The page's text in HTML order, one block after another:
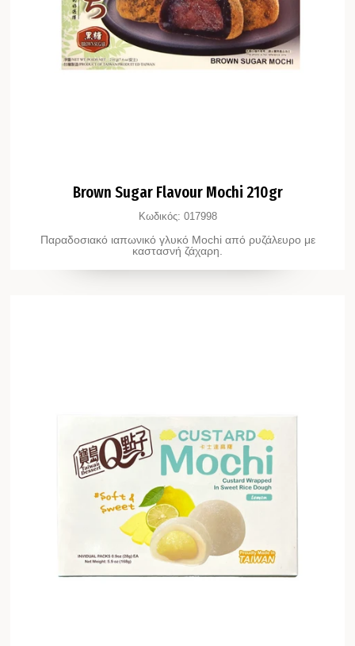
Brown Sugar Flavour Mochi 210gr
Κωδικός: 017998
Παραδοσιακό ιαπωνικό γλυκό Mochi από ρυζάλευρο με
καστασνή ζάχαρη.